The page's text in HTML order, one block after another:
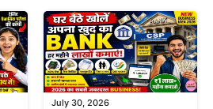
July 30, 2026